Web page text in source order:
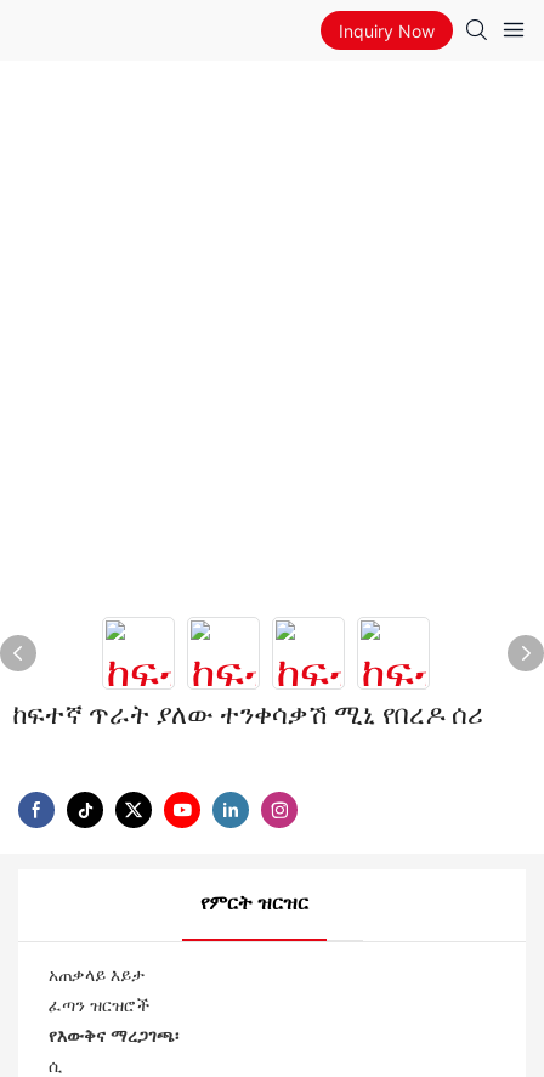
Inquiry Now
ከፍተኛ ጥራት ያለው ተንቀሳቃሽ ሚኒ የበረዶ ሰሪ
የምርት ዝርዝር
አጠቃላይ እይታ
ፈጣን ዝርዝሮች
የእውቅና ማረጋገጫ፡
ሲ